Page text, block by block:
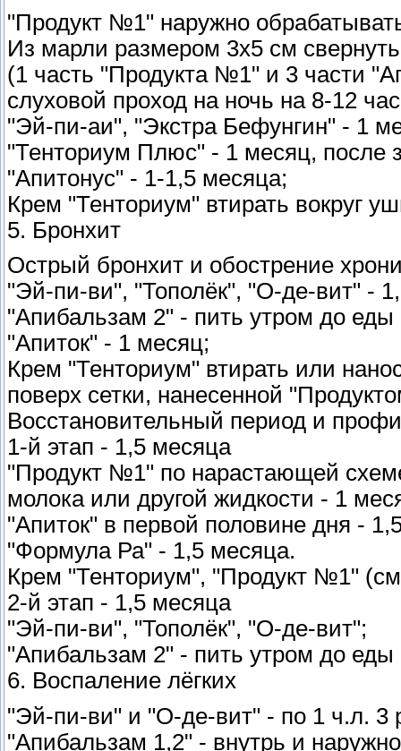
"Продукт №1" наружно
Из марли размером 3x5 см
(1 часть "Продукта №1" и 3 части
слуховой проход на ночь на 8-12
"Эй-пи-аи", "Экстра Бефунгин" - 1
"Тенториум Плюс" - 1 месяц, после
"Апитонус" - 1-1,5 месяца;
Крем "Тенториум" втирать вокруг
5. Бронхит
Острый бронхит и обострение
"Эй-пи-ви", "Тополёк", "О-де-вит" -
"Апибальзам 2" - пить утром до еды
"Апиток" - 1 месяц;
Крем "Тенториум" втирать или
поверх сетки, нанесенной
Восстановительный период и
1-й этап - 1,5 месяца
"Продукт №1" по нарастающей
молока или другой жидкости - 1
"Апиток" в первой половине дня -
"Формула Ра" - 1,5 месяца.
Крем "Тенториум", "Продукт №1"
2-й этап - 1,5 месяца
"Эй-пи-ви", "Тополёк", "О-де-вит";
"Апибальзам 2" - пить утром до еды
6. Воспаление лёгких
"Эй-пи-ви" и "О-де-вит" - по 1 ч.л. 3
"Апибальзам 1,2" - внутрь и